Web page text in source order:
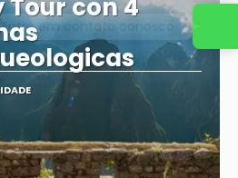
Tour con 4
Entre em contato conosco